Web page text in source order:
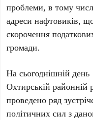
проблеми, в тому
адреси нафтовиків,
скорочення
громади.
На сьогоднішній
Охтирській районній
проведено ряд
політичних сил з